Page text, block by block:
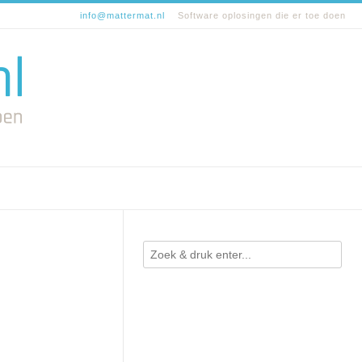
info@mattermat.nl Software oplosingen die er toe doen